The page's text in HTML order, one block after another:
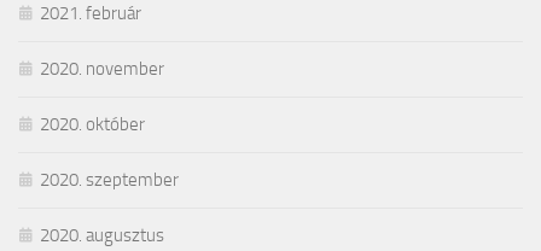
2021. február
2020. november
2020. október
2020. szeptember
2020. augusztus